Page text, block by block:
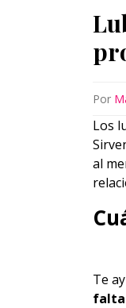
Por
Los
al
Te
falta